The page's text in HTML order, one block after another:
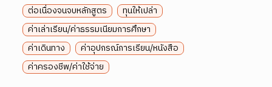
ต่อเนื่องจนจบหลักสูตร
ทุนให้เปล่า
ค่าเล่าเรียน/ค่าธรรมเนียมการศึกษา
ค่าเดินทาง
ค่าอุปกรณ์การเรียน/หนังสือ
ค่าครองชีพ/ค่าใช้จ่าย